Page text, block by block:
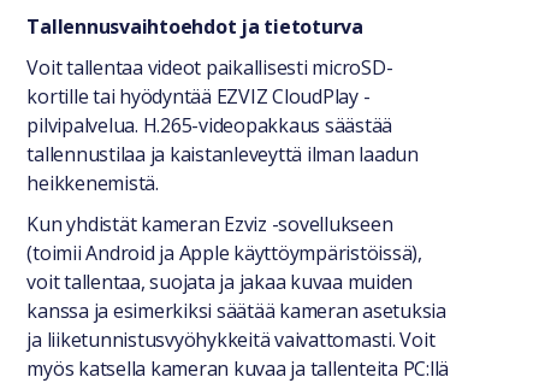
Tallennusvaihtoehdot ja tietoturva
Voit tallentaa videot paikallisesti microSD-
kortille tai hyödyntää EZVIZ CloudPlay -
pilvipalvelua. H.265-videopakkaus säästää
tallennustilaa ja kaistanleveyttä ilman laadun
heikkenemistä.
Kun yhdistät kameran Ezviz -sovellukseen
(toimii Android ja Apple käyttöympäristöissä),
voit tallentaa, suojata ja jakaa kuvaa muiden
kanssa ja esimerkiksi säätää kameran asetuksia
ja liiketunnistusvyöhykkeitä vaivattomasti. Voit
myös katsella kameran kuvaa ja tallenteita PC:llä